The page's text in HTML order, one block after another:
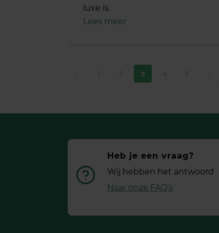
luxe is.
Lees meer
‹ 1 2 3 4 5 ›
Heb je een vraag?
Wij hebben het antwoord
Naar onze FAQ’s